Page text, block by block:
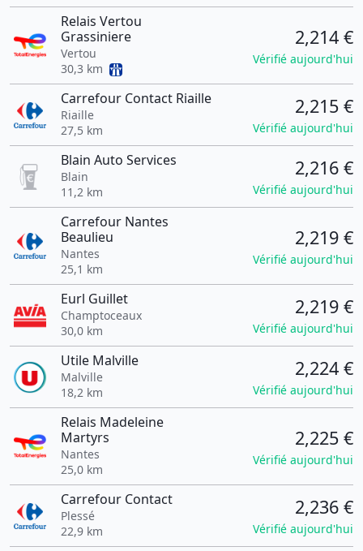
Relais Vertou
Grassiniere
Vertou
30,3 km
2,214 €
Vérifié aujourd'hui
Carrefour Contact Riaille
Riaille
27,5 km
2,215 €
Vérifié aujourd'hui
Blain Auto Services
Blain
11,2 km
2,216 €
Vérifié aujourd'hui
Carrefour Nantes
Beaulieu
Nantes
25,1 km
2,219 €
Vérifié aujourd'hui
Eurl Guillet
Champtoceaux
30,0 km
2,219 €
Vérifié aujourd'hui
Utile Malville
Malville
18,2 km
2,224 €
Vérifié aujourd'hui
Relais Madeleine
Martyrs
Nantes
25,0 km
2,225 €
Vérifié aujourd'hui
Carrefour Contact
Plessé
22,9 km
2,236 €
Vérifié aujourd'hui